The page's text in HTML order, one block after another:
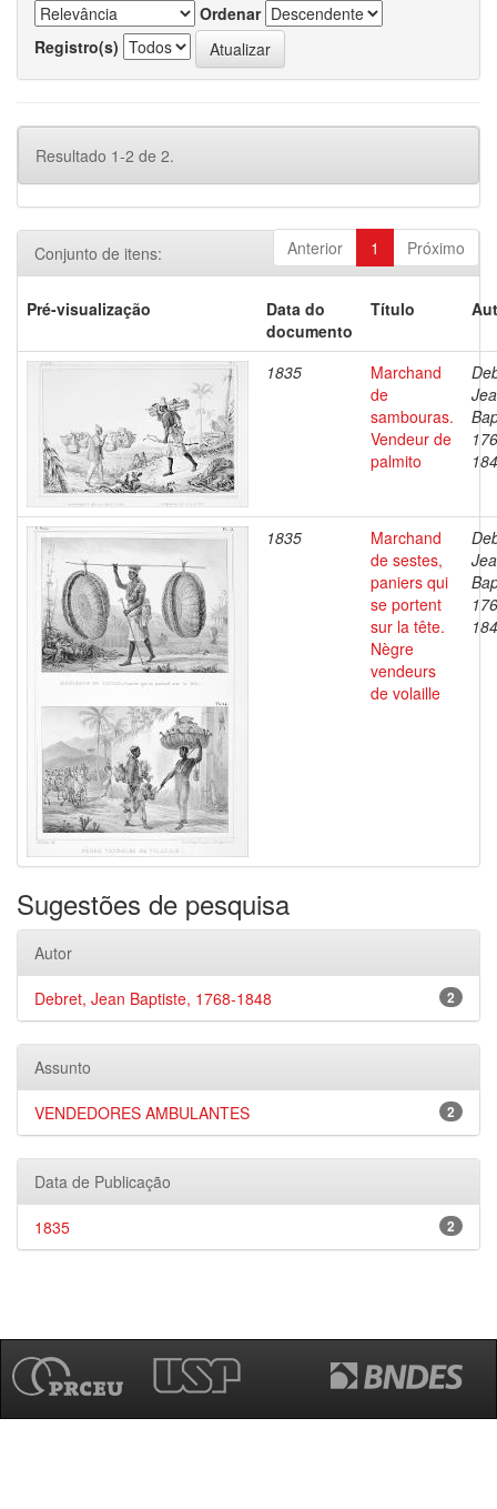
Ordenar
Registro(s)
Resultado 1-2 de 2.
Anterior 1 Próximo
Conjunto de itens:
Pré-visualização
Data do
documento
Título
1835
Marchand
de
sambouras.
Vendeur de
palmito
1835
Marchand
de sestes,
paniers qui
se portent
sur la tête.
Nègre
vendeurs
de volaille
Sugestões de pesquisa
Autor
2
Debret, Jean Baptiste, 1768-1848
Assunto
2
VENDEDORES AMBULANTES
Data de Publicação
2
1835